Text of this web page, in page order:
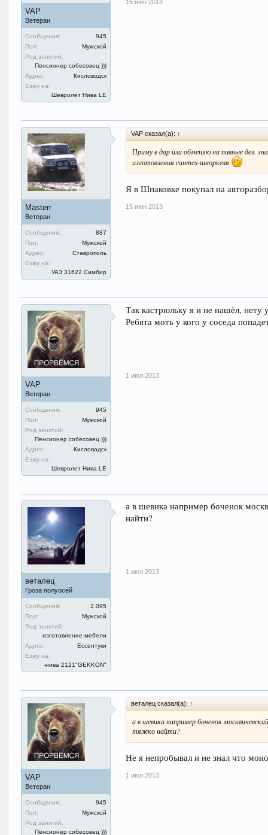
VAP
Ветеран
Сообщения:
945
Пол:
Мужской
Род занятий:
Пенсионер собесовец )))
Адрес:
Кисловодск
Езжу на:
Шевролет Нива LE
15 июн 2013
Masterr
Ветеран
Сообщения:
887
Пол:
Мужской
Адрес:
Ставрополь
Езжу на:
УАЗ 31622 Симбир
VAP сказал(а): ↑
Приму в дар или обменяю на пивные дез.
изготовления сантех-шноркеля
Я в Шпаковке покупал на
15 июн 2013
VAP
Ветеран
Сообщения:
945
Пол:
Мужской
Род занятий:
Пенсионер собесовец )))
Адрес:
Кисловодск
Езжу на:
Шевролет Нива LE
Так кастрюльку я и не нашёл, нету
Ребята моть у кого у соседа
1 июл 2013
веталец
Гроза полуосей
Сообщения:
2.095
Пол:
Мужской
Род занятий:
изготовление мебели
Адрес:
Ессентуки
Езжу на:
-нива 2121"GEKKON"
а в шевика например боченок
найти?
1 июл 2013
VAP
Ветеран
Сообщения:
945
Пол:
Мужской
Род занятий:
Пенсионер собесовец )))
веталец сказал(а): ↑
а в шевика например боченок
тяжко найти?
Не я непробывал и не знал что
1 июл 2013